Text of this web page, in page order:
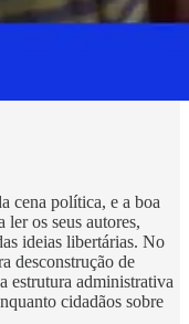
cena política, e a boa
ler os seus autores,
ideias libertárias. No
desconstrução de
estrutura administrativa
cidadãos sobre